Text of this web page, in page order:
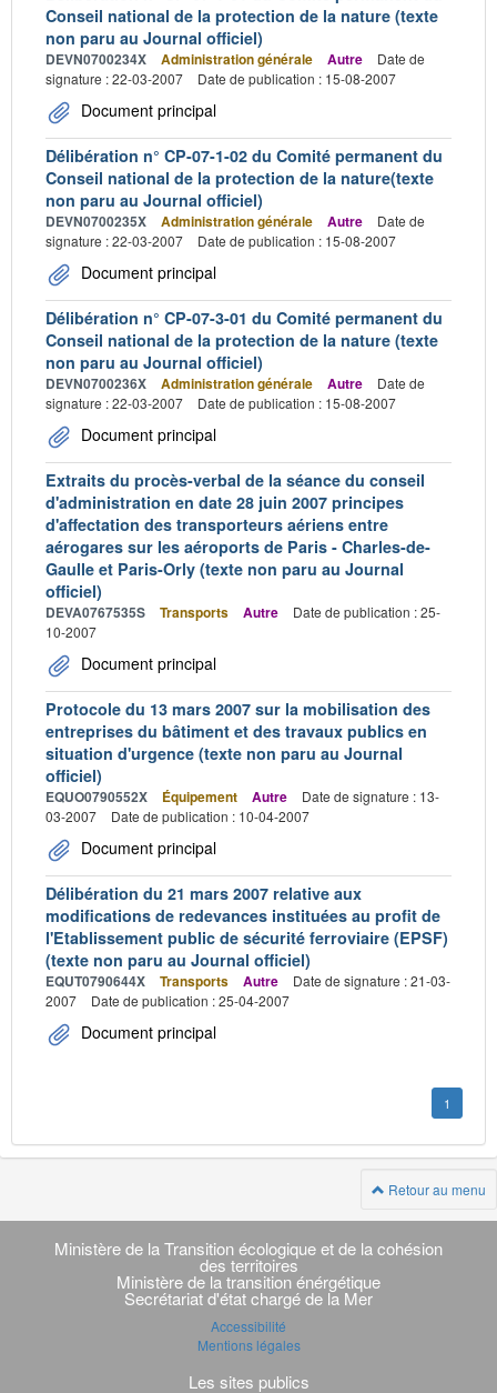
Conseil national de la protection de la nature (texte
non paru au Journal officiel)
DEVN0700234X Administration générale Autre
Date de
signature : 22-03-2007
Date de publication : 15-08-2007
Document principal
Délibération n° CP-07-1-02 du Comité permanent du
Conseil national de la protection de la nature(texte
non paru au Journal officiel)
DEVN0700235X Administration générale Autre
Date de
signature : 22-03-2007
Date de publication : 15-08-2007
Document principal
Délibération n° CP-07-3-01 du Comité permanent du
Conseil national de la protection de la nature (texte
non paru au Journal officiel)
DEVN0700236X Administration générale Autre
Date de
signature : 22-03-2007
Date de publication : 15-08-2007
Document principal
Extraits du procès-verbal de la séance du conseil
d'administration en date 28 juin 2007 principes
d'affectation des transporteurs aériens entre
aérogares sur les aéroports de Paris - Charles-de-
Gaulle et Paris-Orly (texte non paru au Journal
officiel)
DEVA0767535S Transports Autre
Date de publication : 25-
10-2007
Document principal
Protocole du 13 mars 2007 sur la mobilisation des
entreprises du bâtiment et des travaux publics en
situation d'urgence (texte non paru au Journal
officiel)
EQUO0790552X Équipement Autre
Date de signature : 13-
03-2007
Date de publication : 10-04-2007
Document principal
Délibération du 21 mars 2007 relative aux
modifications de redevances instituées au profit de
l'Etablissement public de sécurité ferroviaire (EPSF)
(texte non paru au Journal officiel)
EQUT0790644X Transports Autre
Date de signature : 21-03-
2007
Date de publication : 25-04-2007
Document principal
1
Retour au menu
Navigation
transverse
Ministère de la Transition écologique et de la cohésion
des territoires
Ministère de la transition énérgétique
Secrétariat d'état chargé de la Mer
Accessibilité
Mentions légales
Les sites publics